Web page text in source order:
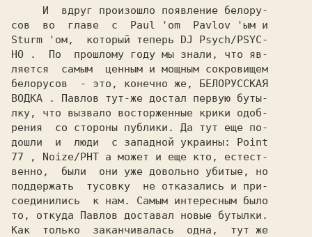
   И  вдруг произошло появление белору-
сов  во  главе  с Paul 'om Pavlov
Sturm
'ом,  который теперь DJ Psych/PSYC-
HO
.  По  прошлому году мы знали, что яв-
ляется  самым  ценным и мощным сокровищем
белорусов  - это, конечно же, БЕЛОРУССКАЯ
ВОДКА
. Павлов тут-же достал первую буты-
лку, что вызвало восторженные крики одоб-
рения  со стороны публики. Да тут еще по-
дошли  и  люди  с западной украины: Point
77
, Noize/PHT а может и еще кто, естест-
венно,  были  они уже довольно убитые, но
поддержать  тусовку  не отказались и при-
соединились  к нам. Самым интересным было
то, откуда Павлов доставал новые бутылки.
Как  только  заканчивалась  одна,  тут же